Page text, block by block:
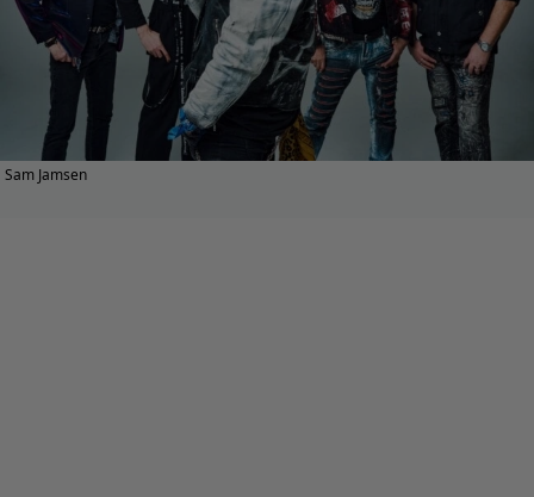
Sam Jamsen